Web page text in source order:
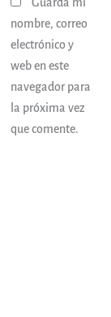
nombre, correo
electrónico y
web en este
navegador para
la próxima vez
que comente.